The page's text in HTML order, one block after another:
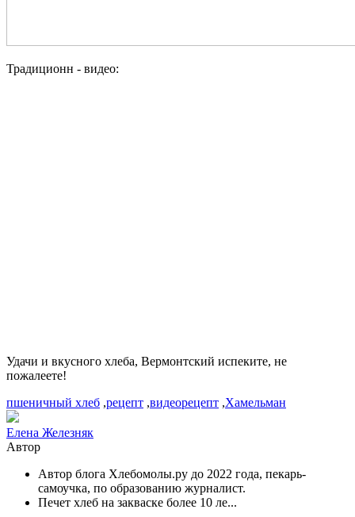
Традиционн - видео:
Удачи и вкусного хлеба, Вермонтский испеките, не
пожалеете!
пшеничный хлеб ,рецепт ,видеорецепт ,Хамельман
Елена Железняк
Автор
Автор блога Хлебомолы.ру до 2022 года, пекарь-
самоучка, по образованию журналист.
Печет хлеб на закваске более 10 ле...